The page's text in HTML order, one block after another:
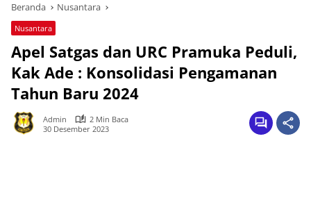
Beranda Nusantara
Nusantara
Apel Satgas dan URC Pramuka Peduli,
Kak Ade : Konsolidasi Pengamanan
Tahun Baru 2024
Admin
2 Min Baca
30 Desember 2023